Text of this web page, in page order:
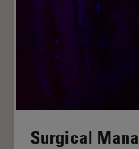
Surgical